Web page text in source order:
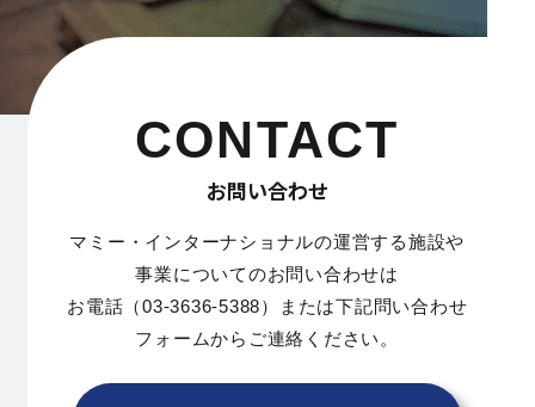
CONTACT
お問い合わせ
マミー・インターナショナルの運営する施設や
事業についてのお問い合わせは
お電話（03-3636-5388）または下記問い合わせ
フォームからご連絡ください。